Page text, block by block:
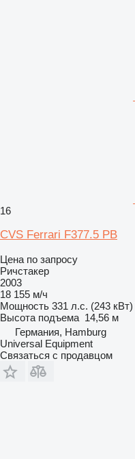
16
CVS Ferrari F377.5 PB
Цена по запросу
Ричстакер
2003
18 155 м/ч
Мощность 331 л.с. (243 кВт)
Высота подъема 14,56 м
Германия, Hamburg
Universal Equipment
Связаться с продавцом